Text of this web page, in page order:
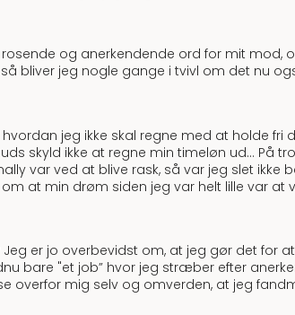
og anerkendende ord for mit mod,
bliver jeg nogle gange i tvivl om det nu
jeg ikke skal regne med at holde
skyld ikke at regne min timeløn ud… På
var ved at blive rask, så var jeg slet ikke
om at min drøm siden jeg var helt lille var
er jo overbevidst om, at jeg gør det for
bare "et job” hvor jeg stræber efter
overfor mig selv og omverden, at jeg